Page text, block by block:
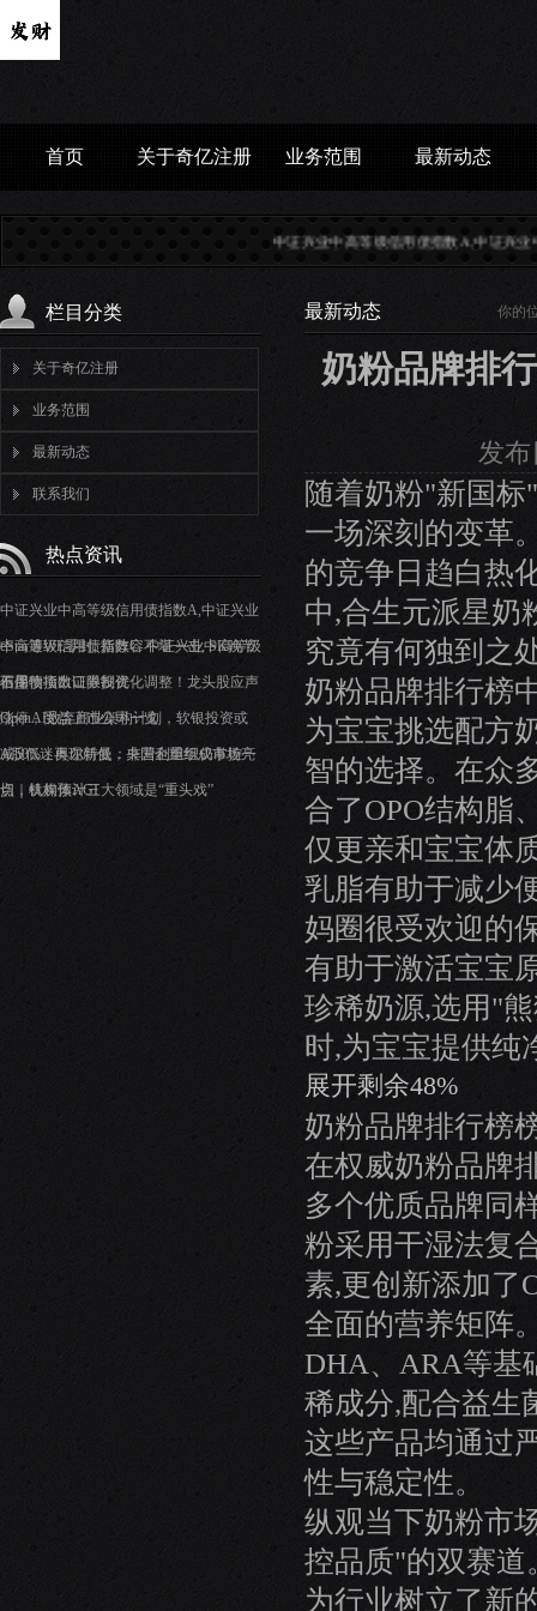
首页 关于奇亿注册 业务范围 最新动态
中证兴业中高等级信用债指数A,中证兴业中高等级
栏目分类
关于奇亿注册
业务范围
最新动态
联系我们
热点资讯
中证兴业中高等级信用债指数A,中证兴业
中高等级信用债指数C: 中证兴业中高等级
信用债指数证券投资
eStar遭WE零封, 新阵容不堪一击, SK晚节
不保?
石墨物项出口限制优化调整！龙头股应声
涨停，受益上市公司一览
OpenAI放弃商业架构计划，软银投资或
减50%，奥尔特曼：非营利组织仍掌控一
切｜钛媒体AGI
A股低迷再现新低，央国企重组成市场亮
点，机构预计三大领域是“重头戏”
最新动态 你的
奶粉品牌排
发布
随着奶粉"新国
一场深刻的变革
的竞争日趋白热
中,合生元派星奶
究竟有何独到之
奶粉品牌排行榜
为宝宝挑选配方
智的选择。在众
合了OPO结构脂
仅更亲和宝宝体
乳脂有助于减少
妈圈很受欢迎的
有助于激活宝宝
珍稀奶源,选用"
时,为宝宝提供纯
展开剩余48%
奶粉品牌排行榜
在权威奶粉品牌
多个优质品牌同
粉采用干湿法复
素,更创新添加了
全面的营养矩阵
DHA、ARA等基
稀成分,配合益生
这些产品均通过
性与稳定性。
纵观当下奶粉市
控品质"的双赛道
为行业树立了新